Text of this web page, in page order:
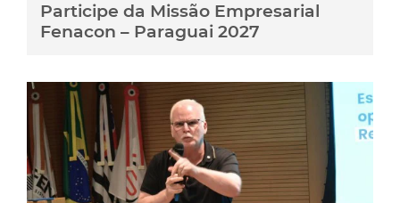
Participe da Missão Empresarial
Fenacon – Paraguai 2027